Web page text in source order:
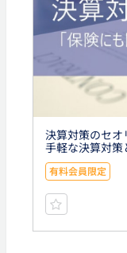
決算対策のセ
手軽な決算対策
有料会員限定